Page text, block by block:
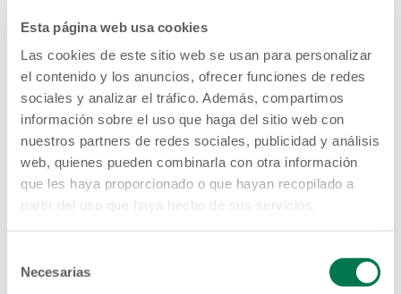
Esta página web usa cookies
Las cookies de este sitio web se usan para personalizar
el contenido y los anuncios, ofrecer funciones de redes
sociales y analizar el tráfico. Además, compartimos
información sobre el uso que haga del sitio web con
nuestros partners de redes sociales, publicidad y análisis
web, quienes pueden combinarla con otra información
que les haya proporcionado o que hayan recopilado a
partir del uso que haya hecho de sus servicios.
Necesarias
REPARACIÓN DE AUTOS DEL PAÍS este 11 y 12 de julio de 2025, al
Vigencia de la promoción 11 y 12 de julio de 2025 al pagar con tus
Tarjetas de Crédito VISA del SISTEMA FEDECRÉDITO en todos los
talleres de reparación de autos del país.
Consulta los comercios que aplican a la promoción, llamando a
call center 2221-3333
Las compras deberán reportarse a más tardar el 15 de julio de
2025 para hacer efectivo el descuento.
Máximo de descuento $15.00 por tarjeta, acumulables en los dos
Cliente deberá cancelar el valor total de la factura al momento de